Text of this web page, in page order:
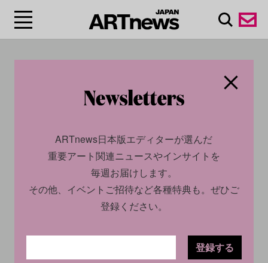
人気急上昇のアーティスト、
ARTnews日本版エディターが選んだ
重要アート関連ニュースやインサイトを
毎週お届けします。
その他、イベントご招待など各種特典も。ぜひご
登録ください。
登録する